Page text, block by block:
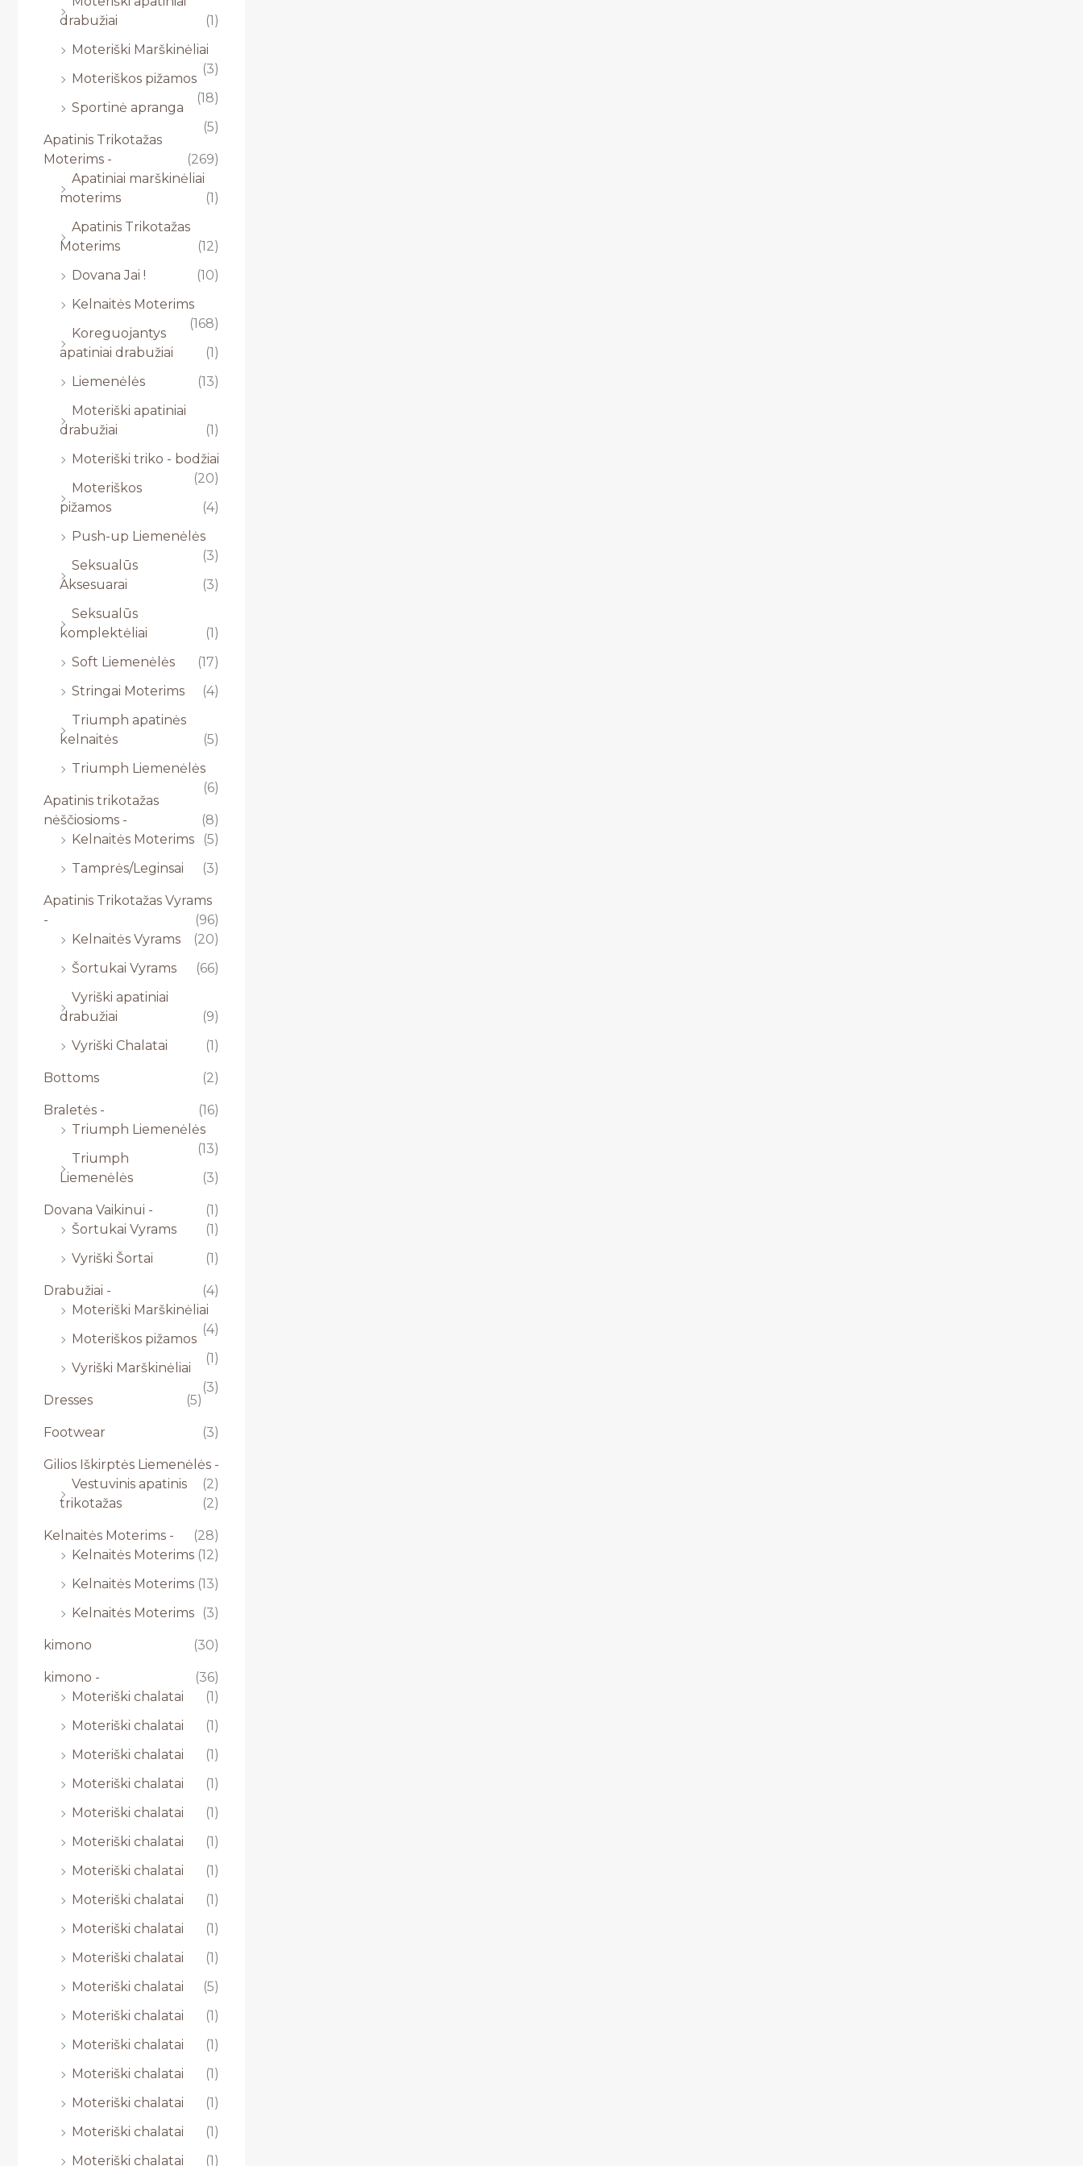
drabužiai
(1)
Moteriški Marškinėliai
(3)
Moteriškos pižamos
(18)
Sportinė apranga
(5)
Apatinis Trikotažas
Moterims -
(269)
Apatiniai marškinėliai
moterims
(1)
Apatinis Trikotažas
Moterims
(12)
Dovana Jai !
(10)
Kelnaitės Moterims
(168)
Koreguojantys
apatiniai drabužiai
(1)
Liemenėlės
(13)
Moteriški apatiniai
drabužiai
(1)
Moteriški triko - bodžiai
(20)
Moteriškos
pižamos
(4)
Push-up Liemenėlės
(3)
Seksualūs
Aksesuarai
(3)
Seksualūs
komplektėliai
(1)
Soft Liemenėlės
(17)
Stringai Moterims
(4)
Triumph apatinės
kelnaitės
(5)
Triumph Liemenėlės
(6)
Apatinis trikotažas
nėščiosioms -
(8)
Kelnaitės Moterims
(5)
Tamprės/Leginsai
(3)
Apatinis Trikotažas Vyrams
-
(96)
Kelnaitės Vyrams
(20)
Šortukai Vyrams
(66)
Vyriški apatiniai
drabužiai
(9)
Vyriški Chalatai
(1)
Bottoms (2)
Braletės -
(16)
Triumph Liemenėlės
(13)
Triumph
Liemenėlės
(3)
Dovana Vaikinui -
(1)
Šortukai Vyrams
(1)
Vyriški Šortai
(1)
Drabužiai -
(4)
Moteriški Marškinėliai
(4)
Moteriškos pižamos
(1)
Vyriški Marškinėliai
(3)
Dresses
(5)
Footwear (3)
Gilios Iškirptės Liemenėlės -
(2)
Vestuvinis apatinis
trikotažas
(2)
Kelnaitės Moterims -
(28)
Kelnaitės Moterims (12)
Kelnaitės Moterims (13)
Kelnaitės Moterims
(3)
kimono (30)
kimono -
(36)
Moteriški chalatai
(1)
Moteriški chalatai
(1)
Moteriški chalatai
(1)
Moteriški chalatai
(1)
Moteriški chalatai
(1)
Moteriški chalatai
(1)
Moteriški chalatai
(1)
Moteriški chalatai
(1)
Moteriški chalatai
(1)
Moteriški chalatai
(1)
Moteriški chalatai
(5)
Moteriški chalatai
(1)
Moteriški chalatai
(1)
Moteriški chalatai
(1)
Moteriški chalatai
(1)
Moteriški chalatai
(1)
Moteriški chalatai
(1)